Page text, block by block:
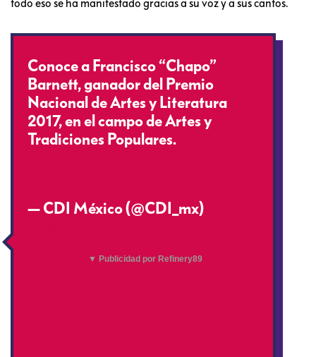
todo eso se ha manifestado gracias a su voz y a sus cantos.
Conoce a Francisco “Chapo”
Barnett, ganador del Premio
Nacional de Artes y Literatura
2017, en el campo de Artes y
Tradiciones Populares.
— CDI México (@CDI_mx)
▼ Publicidad por Refinery89